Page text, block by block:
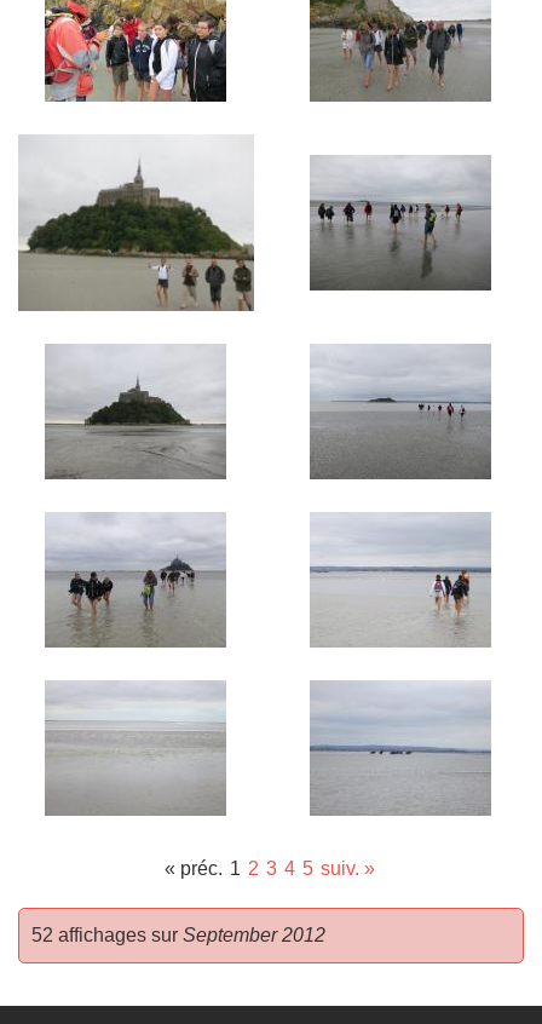
« préc. 1 2 3 4 5 suiv. »
52 affichages sur September 2012